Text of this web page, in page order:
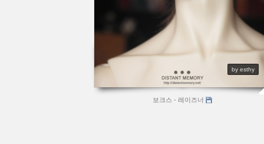
by esthy
보크스 - 레이즈너